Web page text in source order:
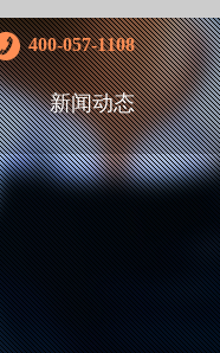
新闻动态
400-057-1108